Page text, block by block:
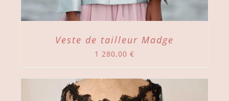
Veste de tailleur Madge
1 280,00 €